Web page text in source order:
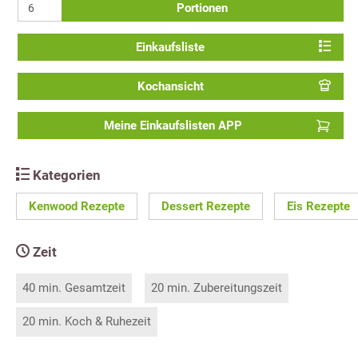
Portionen
Einkaufsliste
Kochansicht
Meine Einkaufslisten APP
Kategorien
Kenwood Rezepte Dessert Rezepte Eis Rezepte
Zeit
40 min. Gesamtzeit 20 min. Zubereitungszeit
20 min. Koch & Ruhezeit